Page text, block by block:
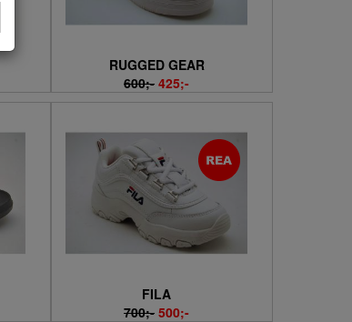
RUGGED GEAR
600;- 425;-
FILA
700;- 500;-